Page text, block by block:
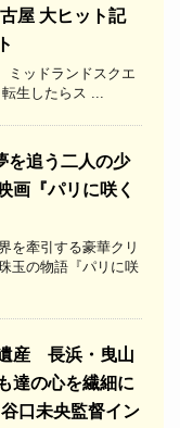
屋 大ヒット記
ミッドランドスクエ
生したらス ...
を追う二人の少
画『パリに咲く
を牽引する豪華クリ
玉の物語『パリに咲
産 長浜・曳山
達の心を繊細に
口未央監督イン